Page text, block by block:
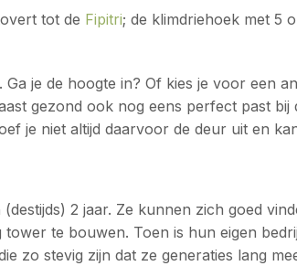
tot de Fipitri; de klimdriehoek met 5
je de hoogte in? Of kies je voor een
gezond ook nog eens perfect past
je niet altijd daarvoor de deur uit en
2 jaar. Ze kunnen zich goed
te bouwen. Toen is hun eigen
zo stevig zijn dat ze generaties lang